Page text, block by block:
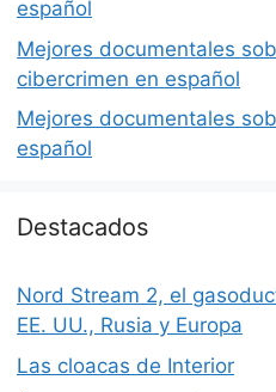
español
Mejores documentales
cibercrimen en español
Mejores documentales
español
Destacados
Nord Stream 2, el
EE. UU., Rusia y Europa
Las cloacas de Interior